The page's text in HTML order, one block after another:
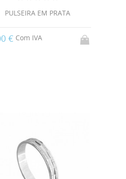
PULSEIRA EM PRATA
€ Com IVA